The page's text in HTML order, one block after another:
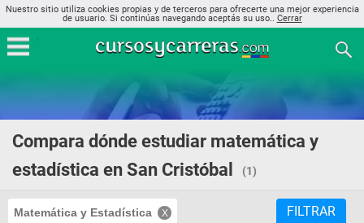
Nuestro sitio utiliza cookies propias y de terceros para ofrecerte una mejor experiencia
de usuario. Si continúas navegando aceptás su uso.. Cerrar
Compara dónde estudiar matemática y
estadística en San Cristóbal
(1)
Matemática y Estadística FILTRAR